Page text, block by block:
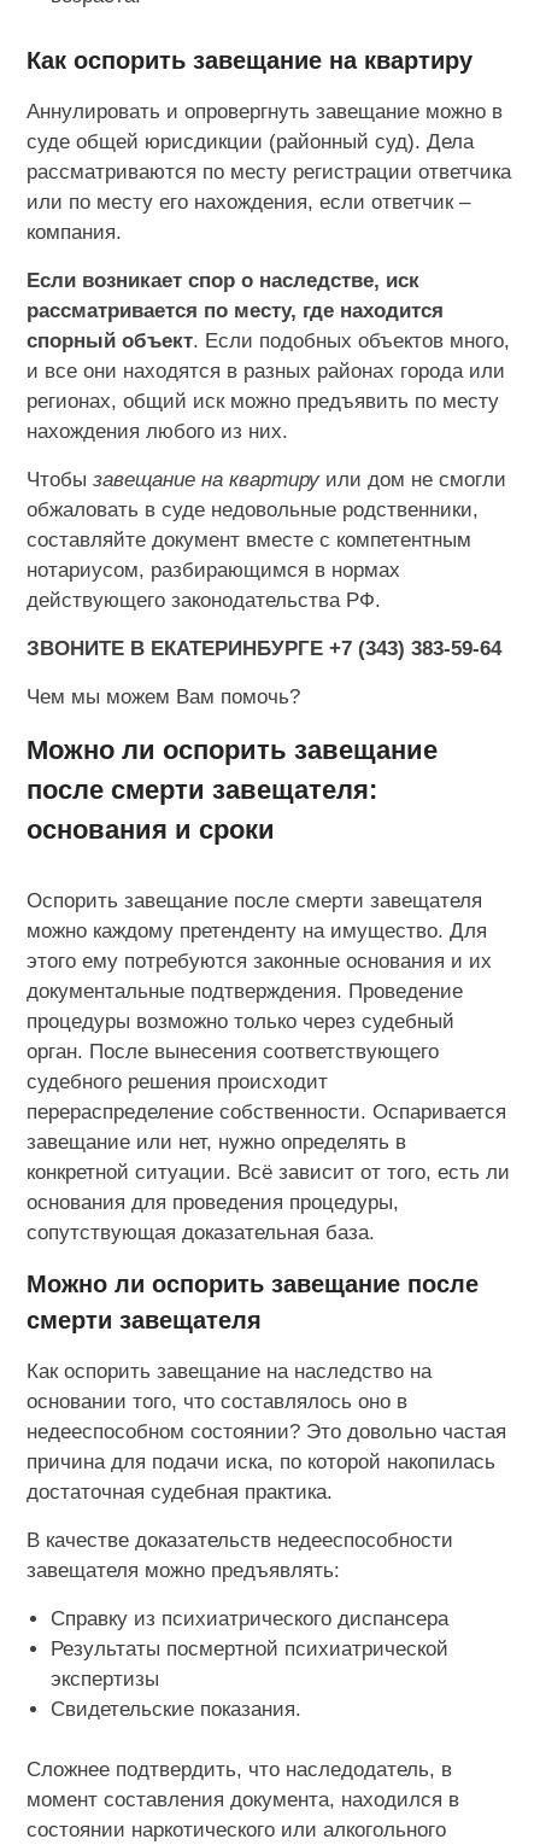
Как оспорить завещание на квартиру
Аннулировать и опровергнуть завещание можно в
суде общей юрисдикции (районный суд). Дела
рассматриваются по месту регистрации ответчика
или по месту его нахождения, если ответчик –
компания.
Если возникает спор о наследстве, иск
рассматривается по месту, где находится
спорный объект. Если подобных объектов много,
и все они находятся в разных районах города или
регионах, общий иск можно предъявить по месту
нахождения любого из них.
Чтобы завещание на квартируили дом не смогли
обжаловать в суде недовольные родственники,
составляйте документ вместе с компетентным
нотариусом, разбирающимся в нормах
действующего законодательства РФ.
ЗВОНИТЕ В ЕКАТЕРИНБУРГЕ +7 (343) 383-59-64
Чем мы можем Вам помочь?
Можно ли оспорить завещание
после смерти завещателя:
основания и сроки
Оспорить завещание после смерти завещателя
можно каждому претенденту на имущество. Для
этого ему потребуются законные основания и их
документальные подтверждения. Проведение
процедуры возможно только через судебный
орган. После вынесения соответствующего
судебного решения происходит
перераспределение собственности. Оспаривается
завещание или нет, нужно определять в
конкретной ситуации. Всё зависит от того, есть ли
основания для проведения процедуры,
сопутствующая доказательная база.
Можно ли оспорить завещание после
смерти завещателя
Как оспорить завещание на наследство на
основании того, что составлялось оно в
недееспособном состоянии? Это довольно частая
причина для подачи иска, по которой накопилась
достаточная судебная практика.
В качестве доказательств недееспособности
завещателя можно предъявлять:
Справку из психиатрического диспансера
Результаты посмертной психиатрической
экспертизы
Свидетельские показания.
Сложнее подтвердить, что наследодатель, в
момент составления документа, находился в
состоянии наркотического или алкогольного